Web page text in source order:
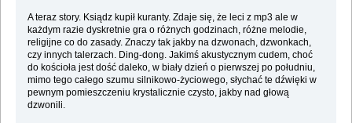
A teraz story. Ksiądz kupił kuranty. Zdaje się, że leci z mp3 ale w
każdym razie dyskretnie gra o różnych godzinach, różne melodie,
religijne co do zasady. Znaczy tak jakby na dzwonach, dzwonkach,
czy innych talerzach. Ding-dong. Jakimś akustycznym cudem, choć
do kościoła jest dość daleko, w biały dzień o pierwszej po południu,
mimo tego całego szumu silnikowo-życiowego, słychać te dźwięki w
pewnym pomieszczeniu krystalicznie czysto, jakby nad głową
dzwonili.